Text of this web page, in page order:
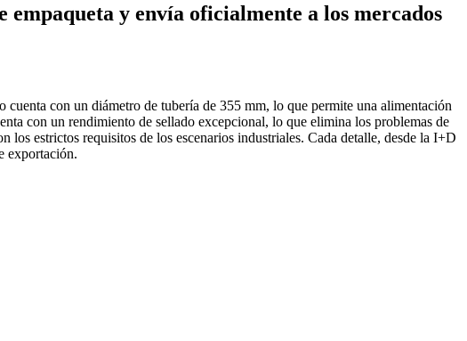
y envía oficialmente a los mercados
con un diámetro de tubería de 355 mm, lo que permite una alimentación
con un rendimiento de sellado excepcional, lo que elimina los problemas de
estrictos requisitos de los escenarios industriales. Cada detalle, desde la I+D
exportación.